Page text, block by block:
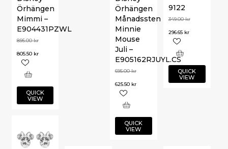
9122
349.00kr
296.65 kr
QUICK
VIEW
Örhängen
Mimmi –
E904431PZWL
895.00kr
805.50 kr
QUICK
VIEW
Örhängen
Månadssten
Minnie
Mouse
Juli –
E905162RJUYL.CS
695.00kr
625.50 kr
QUICK
VIEW